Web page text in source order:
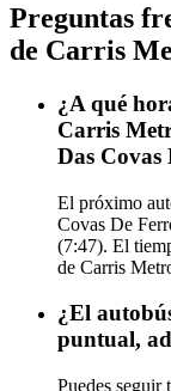
Preguntas
de Carris
¿A qué
Carris
Das Covas
El próximo
Covas De
(7:47). El
de Carris
¿El
puntual,
Puedes seguir